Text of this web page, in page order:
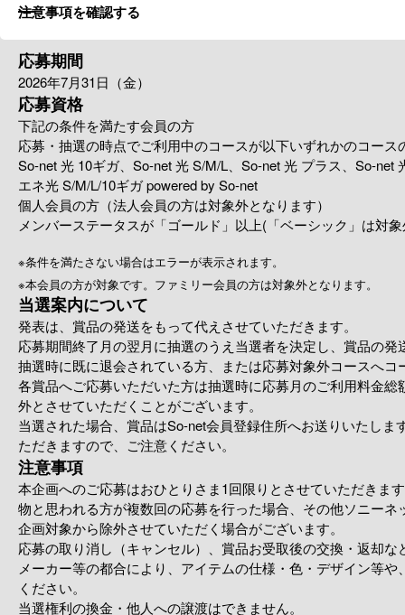
注意事項を確認する
応募期間
2026年7月31日（金）
応募資格
下記の条件を満たす会員の方
応募・抽選の時点でご利用中のコースが以下いずれかのコース
So-net 光 10ギガ、So-net 光 S/M/L、So-net 光 プラス、So-
エネ光 S/M/L/10ギガ powered by So-net
個人会員の方（法人会員の方は対象外となります）
メンバーステータスが「ゴールド」以上(「ベーシック」は対
※条件を満たさない場合はエラーが表示されます。
※本会員の方が対象です。ファミリー会員の方は対象外となります。
当選案内について
発表は、賞品の発送をもって代えさせていただきます。
応募期間終了月の翌月に抽選のうえ当選者を決定し、賞品の発
抽選時に既に退会されている方、または応募対象外コースへ
各賞品へご応募いただいた方は抽選時に応募月のご利用料金
外とさせていただくことがございます。
当選された場合、賞品はSo-net会員登録住所へお送りいたし
ただきますので、ご注意ください。
注意事項
本企画へのご応募はおひとりさま1回限りとさせていただきま
物と思われる方が複数回の応募を行った場合、その他ソニー
企画対象から除外させていただく場合がございます。
応募の取り消し（キャンセル）、賞品お受取後の交換・返却な
メーカー等の都合により、アイテムの仕様・色・デザイン等
ください。
当選権利の換金・他人への譲渡はできません。